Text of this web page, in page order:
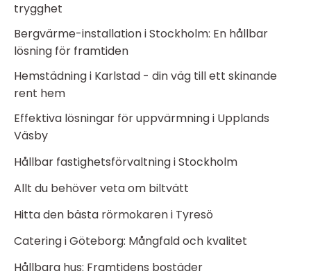
trygghet
Bergvärme-installation i Stockholm: En hållbar
lösning för framtiden
Hemstädning i Karlstad - din väg till ett skinande
rent hem
Effektiva lösningar för uppvärmning i Upplands
Väsby
Hållbar fastighetsförvaltning i Stockholm
Allt du behöver veta om biltvätt
Hitta den bästa rörmokaren i Tyresö
Catering i Göteborg: Mångfald och kvalitet
Hållbara hus: Framtidens bostäder